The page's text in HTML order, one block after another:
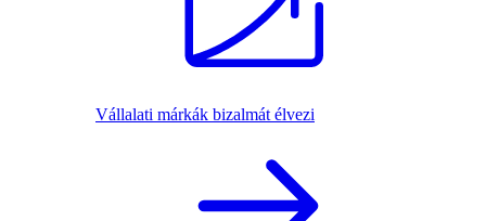
Vállalati márkák bizalmát élvezi